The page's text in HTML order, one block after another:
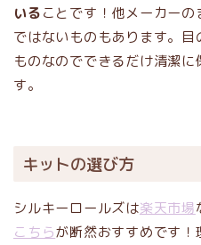
いることです！他メーカー
ではないものもあります。
ものなのでできるだけ清潔
す。
キットの選び方
シルキーロールズは楽天市場
こちらが断然おすすめです！